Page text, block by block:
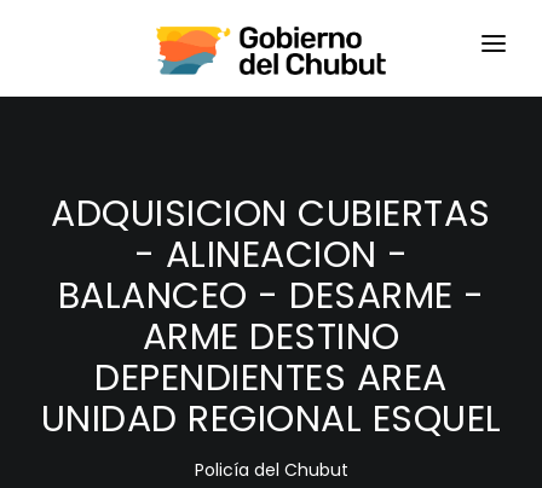
HOME
ADQUISICION CUBIERTAS
- ALINEACION -
BALANCEO - DESARME -
ARME DESTINO
DEPENDIENTES AREA
UNIDAD REGIONAL ESQUEL
Policía del Chubut